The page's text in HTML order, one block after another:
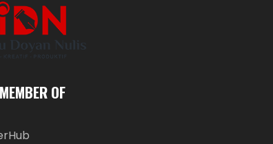
OF